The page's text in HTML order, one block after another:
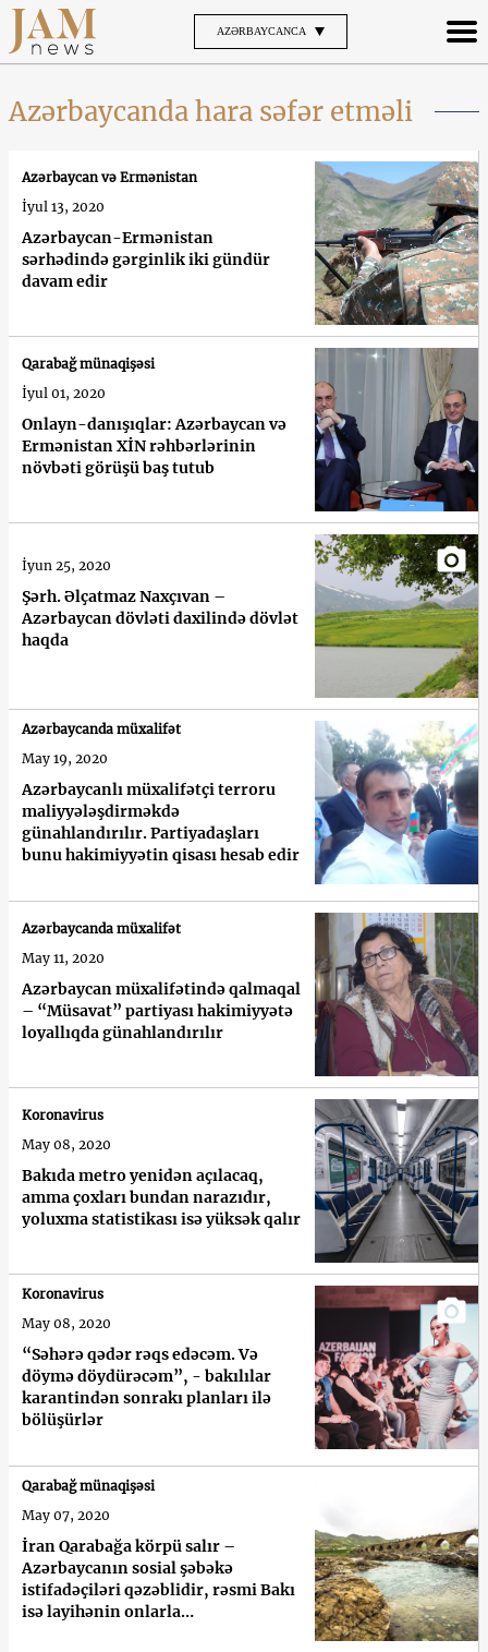
AZƏRBAYCANCA
Azərbaycanda hara səfər etməli
Azərbaycan-Ermənistan
sərhədində gərginlik iki gündür
davam edir
Azərbaycan və Ermənistan
İyul 13, 2020
Onlayn-danışıqlar: Azərbaycan və
Ermənistan XİN rəhbərlərinin
növbəti görüşü baş tutub
Qarabağ münaqişəsi
İyul 01, 2020
Şərh. Əlçatmaz Naxçıvan –
Azərbaycan dövləti daxilində dövlət
haqda
İyun 25, 2020
Azərbaycanlı müxalifətçi terroru
maliyyələşdirməkdə
günahlandırılır. Partiyadaşları
bunu hakimiyyətin qisası hesab edir
Azərbaycanda müxalifət
May 19, 2020
Azərbaycan müxalifətində qalmaqal
– “Müsavat” partiyası hakimiyyətə
loyallıqda günahlandırılır
Azərbaycanda müxalifət
May 11, 2020
Bakıda metro yenidən açılacaq,
amma çoxları bundan narazıdır,
yoluxma statistikası isə yüksək qalır
Koronavirus
May 08, 2020
“Səhərə qədər rəqs edəcəm. Və
döymə döydürəcəm”, - bakılılar
karantindən sonrakı planları ilə
bölüşürlər
Koronavirus
May 08, 2020
İran Qarabağa körpü salır –
Azərbaycanın sosial şəbəkə
istifadəçiləri qəzəblidir, rəsmi Bakı
isə layihənin onlarla
Qarabağ münaqişəsi
May 07, 2020